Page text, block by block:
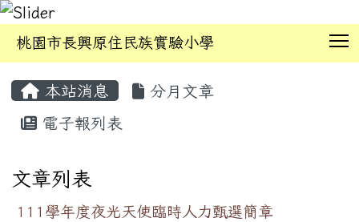
桃園市長興原住民族實驗小學
本站消息
分月文章
電子報列表
文章列表
111學年度夜光天使臨時人力甄選簡章